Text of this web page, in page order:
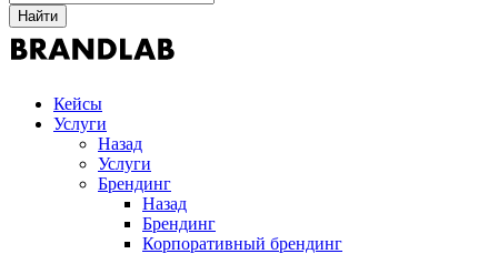
Найти
Кейсы
Услуги
Назад
Услуги
Брендинг
Назад
Брендинг
Корпоративный брендинг